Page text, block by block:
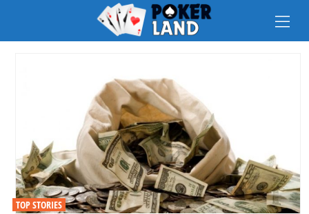
TOP STORIES